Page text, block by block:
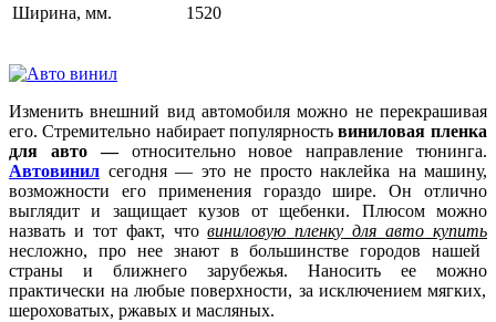
Ширина, мм.
1520
Изменить внешний видавтомобиля можно не перекрашивая
его.Стремительно набирает популярность виниловая пленка
для авто— относительно новое направление тюнинга.
Автовинил сегодня— это не просто наклейка на машину,
возможности его применения гораздо шире.Он
отлично
выглядит и защищает кузов от щебенки. Плюсом
можно
назвать и тот факт, чтовиниловую пленку дляавто купить
несложно, про нее знаютвбольшинстве городов
нашей
страны и ближнего зарубежья. Наносить ее
можно
практически на любые поверхности, за исключением мягких,
шероховатых, ржавых и масляных.